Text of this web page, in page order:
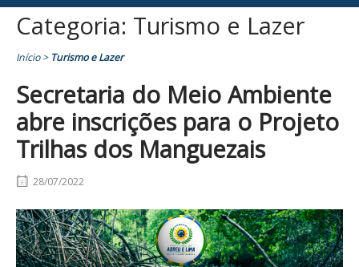
Categoria: Turismo e Lazer
Início> Turismo e Lazer
Secretaria do Meio Ambiente
abre inscrições para o Projeto
Trilhas dos Manguezais
28/07/2022